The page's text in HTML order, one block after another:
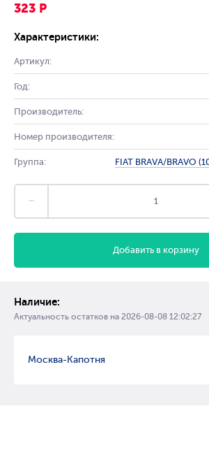
323 Р
Характеристики:
Артикул:
Год:
Производитель:
Номер производителя:
Группа: FIAT BRAVA/BRAVO
Добавить в корзину
Наличие:
Актуальность остатков на 2026-08-08 12:02:27
Москва-Капотня